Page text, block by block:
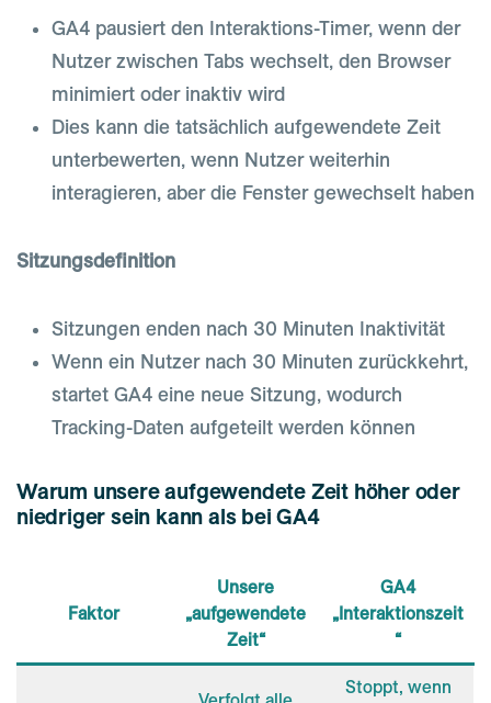
GA4 pausiert den Interaktions-Timer, wenn der
Nutzer zwischen Tabs wechselt, den Browser
minimiert oder inaktiv wird
Dies kann die tatsächlich aufgewendete Zeit
unterbewerten, wenn Nutzer weiterhin
interagieren, aber die Fenster gewechselt haben
Sitzungsdefinition
Sitzungen enden nach 30 Minuten Inaktivität
Wenn ein Nutzer nach 30 Minuten zurückkehrt,
startet GA4 eine neue Sitzung, wodurch
Tracking-Daten aufgeteilt werden können
Warum unsere aufgewendete Zeit höher oder
niedriger sein kann als bei GA4
Faktor
Unsere
„aufgewendete
Zeit“
GA4
„Interaktionszeit
“
Stoppt, wenn